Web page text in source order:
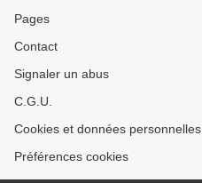
Pages
Contact
Signaler un abus
C.G.U.
Cookies et données personnelles
Préférences cookies